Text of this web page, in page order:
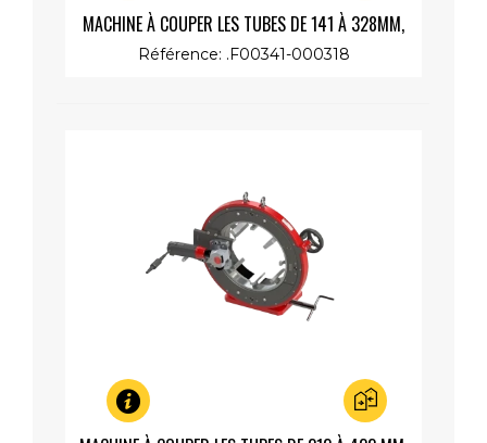
Aperçu rapide
MACHINE À COUPER LES TUBES DE 141 À 328MM,
MOTEUR LENT 230V 1200W
Référence: .F00341-000318
Aperçu rapide